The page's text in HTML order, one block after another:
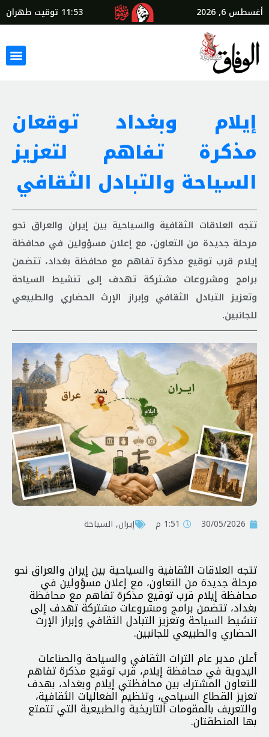
أغسطس 6, 2026 11:53 توقيت طهران
إيلام وبغداد توقعان
مذكرة تفاهم لتعزيز
السياحة والتبادل الثقافي
تتجه العلاقات الثقافية والسياحية بين إيران والعراق نحو
مرحلة جديدة من التعاون، مع إعلان مسؤولين في محافظة
إيلام قرب توقيع مذكرة تفاهم مع محافظة بغداد، تتضمن
برامج ومشروعات مشتركة تهدف إلى تنشيط السياحة
وتعزيز التبادل الثقافي وإبراز الإرث الحضاري والطبيعي
للجانبين.
30/05/2026 1:51 م إيران, السياحة
تتجه العلاقات الثقافية والسياحية بين إيران والعراق نحو
مرحلة جديدة من التعاون، مع إعلان مسؤولين في
محافظة إيلام قرب توقيع مذكرة تفاهم مع محافظة
بغداد، تتضمن برامج ومشروعات مشتركة تهدف إلى
تنشيط السياحة وتعزيز التبادل الثقافي وإبراز الإرث
الحضاري والطبيعي للجانبين.
أعلن مدير عام التراث الثقافي والسياحة والصناعات
اليدوية في محافظة إيلام، قرب توقيع مذكرة تفاهم
للتعاون المشترك بين محافظتي إيلام وبغداد، بهدف
تعزيز القطاع السياحي، وتنظيم الفعاليات الثقافية،
والتعريف بالمقومات التاريخية والطبيعية التي تتمتع
بها المنطقتان.